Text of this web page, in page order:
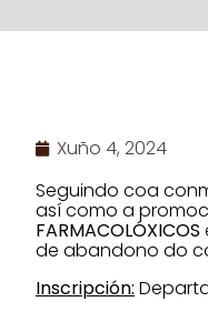
Xuño 4, 2024
Seguindo coa
así como a
FARMACOLÓXICOS
de abandono do
Inscripción: